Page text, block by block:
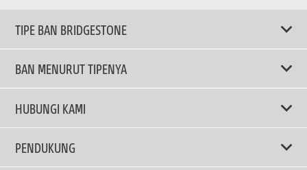
TIPE BAN BRIDGESTONE
BAN MENURUT TIPENYA
Ban ENLITEN
Ban Performa
HUBUNGI KAMI
Email Kami
PENDUKUNG